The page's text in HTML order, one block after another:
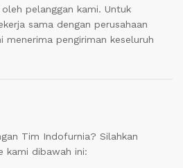
pelanggan kami. Untuk
sama dengan perusahaan
menerima pengiriman keseluruh
Tim Indofurnia? Silahkan
kami dibawah ini: